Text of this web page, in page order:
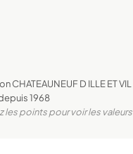
CHATEAUNEUF D ILLE ET VIL
1968
les points pour voir les valeurs